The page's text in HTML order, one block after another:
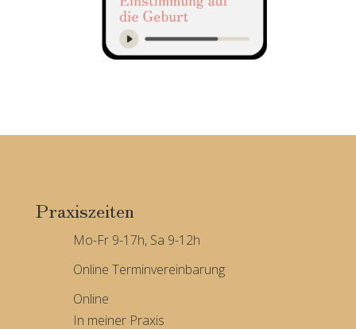
Praxiszeiten
Mo-Fr 9-17h, Sa 9-12h
Online Terminvereinbarung
Online
In meiner Praxis